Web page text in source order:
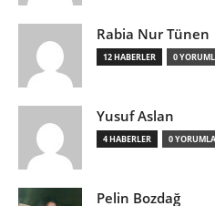
Rabia Nur Tünen
12 HABERLER 0
Yusuf Aslan
4 HABERLER 0
Pelin Bozdağ